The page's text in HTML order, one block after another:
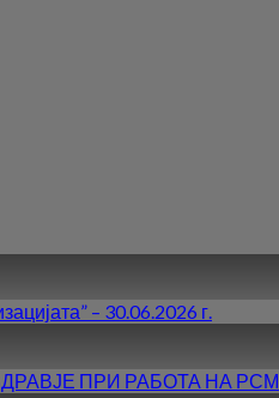
– 30.06.2026 г.
ПРИ РАБОТА НА РСМ